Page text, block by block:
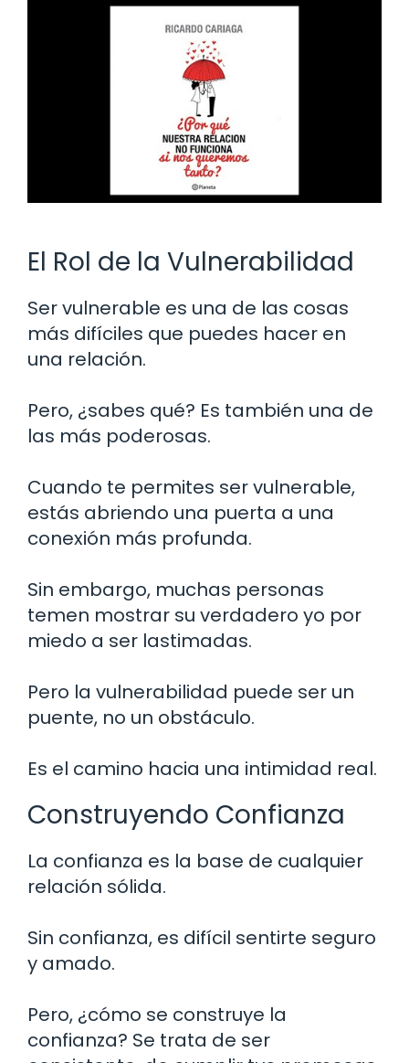
El Rol de la Vulnerabilidad
Ser vulnerable es una de las cosas
más difíciles que puedes hacer en
una relación.
Pero, ¿sabes qué? Es también una de
las más poderosas.
Cuando te permites ser vulnerable,
estás abriendo una puerta a una
conexión más profunda.
Sin embargo, muchas personas
temen mostrar su verdadero yo por
miedo a ser lastimadas.
Pero la vulnerabilidad puede ser un
puente, no un obstáculo.
Es el camino hacia una intimidad real.
Construyendo Confianza
La confianza es la base de cualquier
relación sólida.
Sin confianza, es difícil sentirte seguro
y amado.
Pero, ¿cómo se construye la
confianza? Se trata de ser